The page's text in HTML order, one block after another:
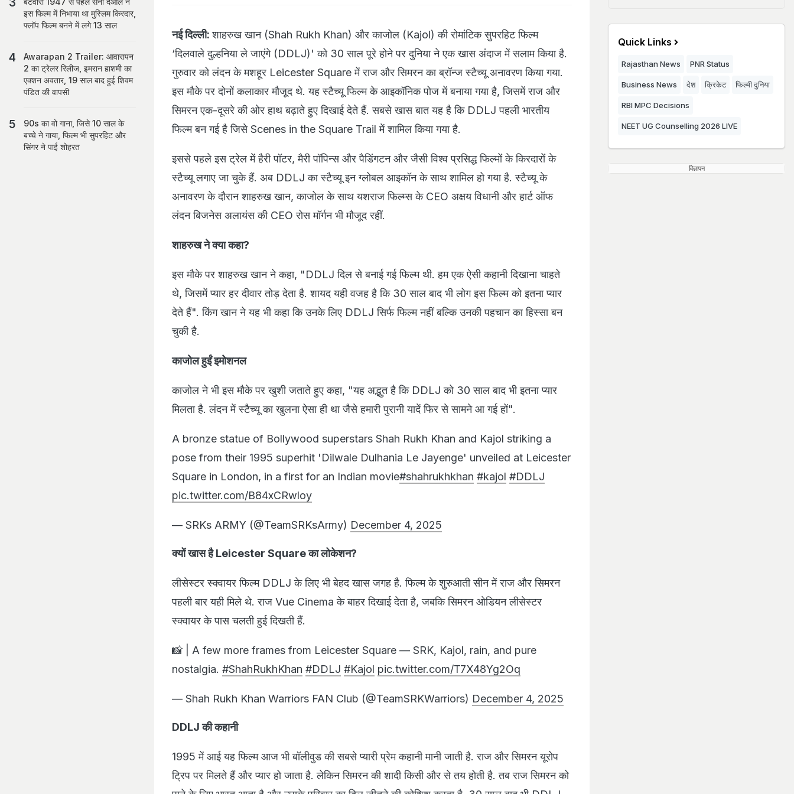
नई दिल्ली: शाहरुख खान (Shah Rukh Khan) और काजोल (Kajol) की रोमांटिक सुपरहिट फिल्म
‘दिलवाले दुल्हनिया ले जाएंगे (DDLJ)' को 30 साल पूरे होने पर दुनिया ने एक खास अंदाज में सलाम किया है.
गुरुवार को लंदन के मशहूर Leicester Square में राज और सिमरन का ब्रॉन्ज स्टैच्यू अनावरण किया गया.
इस मौके पर दोनों कलाकार मौजूद थे. यह स्टैच्यू फिल्म के आइकॉनिक पोज में बनाया गया है, जिसमें राज और
सिमरन एक-दूसरे की ओर हाथ बढ़ाते हुए दिखाई देते हैं. सबसे खास बात यह है कि DDLJ पहली भारतीय
फिल्म बन गई है जिसे Scenes in the Square Trail में शामिल किया गया है.
इससे पहले इस ट्रेल में हैरी पॉटर, मैरी पॉपिन्स और पैडिंगटन और जैसी विश्व प्रसिद्ध फिल्मों के किरदारों के
स्टैच्यू लगाए जा चुके हैं. अब DDLJ का स्टैच्यू इन ग्लोबल आइकॉन के साथ शामिल हो गया है. स्टैच्यू के
अनावरण के दौरान शाहरुख खान, काजोल के साथ यशराज फिल्म्स के CEO अक्षय विधानी और हार्ट ऑफ
लंदन बिजनेस अलायंस की CEO रोस मॉर्गन भी मौजूद रहीं.
शाहरुख ने क्या कहा?
इस मौके पर शाहरुख खान ने कहा, "DDLJ दिल से बनाई गई फिल्म थी. हम एक ऐसी कहानी दिखाना चाहते
थे, जिसमें प्यार हर दीवार तोड़ देता है. शायद यही वजह है कि 30 साल बाद भी लोग इस फिल्म को इतना प्यार
देते हैं". किंग खान ने यह भी कहा कि उनके लिए DDLJ सिर्फ फिल्म नहीं बल्कि उनकी पहचान का हिस्सा बन
चुकी है.
काजोल हुईं इमोशनल
काजोल ने भी इस मौके पर खुशी जताते हुए कहा, "यह अद्भुत है कि DDLJ को 30 साल बाद भी इतना प्यार
मिलता है. लंदन में स्टैच्यू का खुलना ऐसा ही था जैसे हमारी पुरानी यादें फिर से सामने आ गई हों".
A bronze statue of Bollywood superstars Shah Rukh Khan and Kajol striking a
pose from their 1995 superhit 'Dilwale Dulhania Le Jayenge' unveiled at Leicester
Square in London, in a first for an Indian movie#shahrukhkhan #kajol #DDLJ
pic.twitter.com/B84xCRwloy
— SRKs ARMY (@TeamSRKsArmy) December 4, 2025
क्यों खास है Leicester Square का लोकेशन?
लीसेस्टर स्क्वायर फिल्म DDLJ के लिए भी बेहद खास जगह है. फिल्म के शुरुआती सीन में राज और सिमरन
पहली बार यही मिले थे. राज Vue Cinema के बाहर दिखाई देता है, जबकि सिमरन ओडियन लीसेस्टर
स्क्वायर के पास चलती हुई दिखती हैं.
📸 | A few more frames from Leicester Square — SRK, Kajol, rain, and pure
nostalgia. #ShahRukhKhan #DDLJ #Kajol pic.twitter.com/T7X48Yg2Oq
— Shah Rukh Khan Warriors FAN Club (@TeamSRKWarriors) December 4, 2025
DDLJ की कहानी
1995 में आई यह फिल्म आज भी बॉलीवुड की सबसे प्यारी प्रेम कहानी मानी जाती है. राज और सिमरन यूरोप
ट्रिप पर मिलते हैं और प्यार हो जाता है. लेकिन सिमरन की शादी किसी और से तय होती है. तब राज सिमरन को
इस फिल्म में निभाया था मुस्लिम किरदार,
फ्लॉप फिल्म बनने में लगे 13 साल
Awarapan 2 Trailer: आवारापन
2 का ट्रेलर रिलीज, इमरान हाशमी का
एक्शन अवतार, 19 साल बाद हुई शिवम
पंडित की वापसी
90s का वो गाना, जिसे 10 साल के
बच्चे ने गाया, फिल्म भी सुपरहिट और
सिंगर ने पाई शोहरत
Quick Links
Rajasthan News PNR Status
Business News देश क्रिकेट फिल्मी दुनिया
RBI MPC Decisions
NEET UG Counselling 2026 LIVE
विज्ञापन